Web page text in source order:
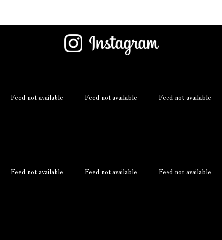
Feed not available Feed not available Feed not available
Feed not available Feed not available Feed not available